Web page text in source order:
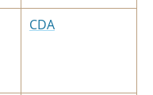
CDA